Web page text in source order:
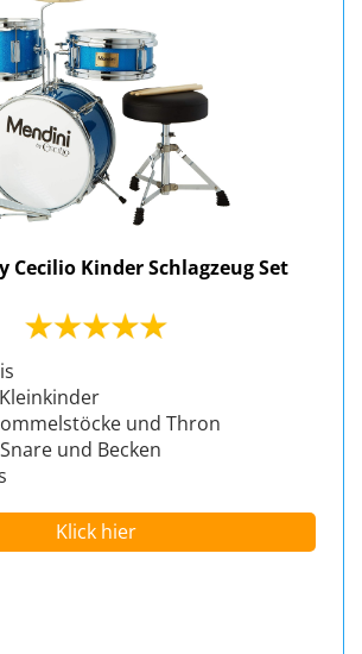
Cecilio Kinder Schlagzeug Set
und Thron
und Becken
Klick hier